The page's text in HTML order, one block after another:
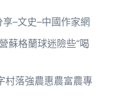
–文史–中國作家網
蘇格蘭球迷險些“喝
村落強農惠農富農專